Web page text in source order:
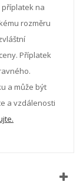
na
rozměru
Příplatek
a může být
a vzdálenosti